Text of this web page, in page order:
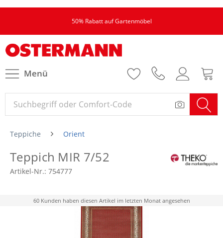
50% Rabatt auf Gartenmöbel
Menü
Teppiche Orient
Teppich MIR 7/52
Artikel-Nr.: 754777
60 Kunden haben diesen Artikel im letzten Monat angesehen